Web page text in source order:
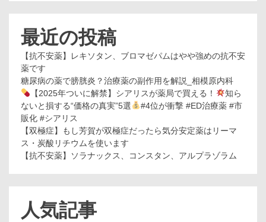
最近の投稿
【抗不安薬】レキソタン、ブロマゼパムはやや強めの抗不安
薬です
糖尿病の薬で膀胱炎？治療薬の副作用を解説_相模原内科
【2025年ついに解禁】シアリスが薬局で買える！
知ら
ないと損する“価格の真実”5選
#4位が衝撃 #ED治療薬 #市
販化 #シアリス
【双極症】もし芳賀が双極症だったら気分安定薬はリーマ
ス・炭酸リチウムを使います
【抗不安薬】ソラナックス、コンスタン、アルプラゾラム
人気記事